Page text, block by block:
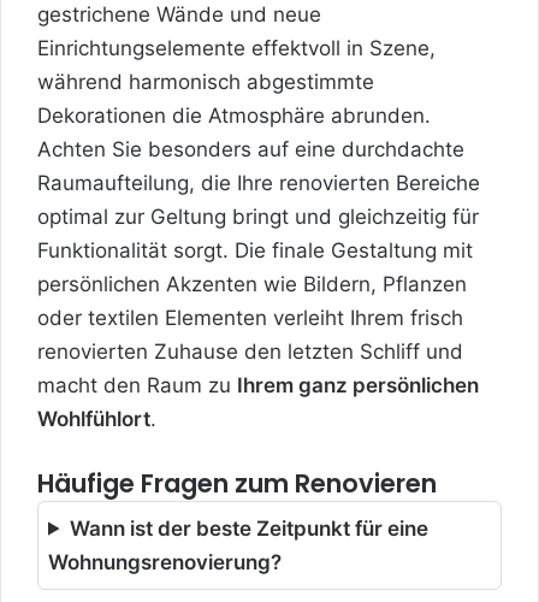
gestrichene Wände und neue
Einrichtungselemente effektvoll in Szene,
während harmonisch abgestimmte
Dekorationen die Atmosphäre abrunden.
Achten Sie besonders auf eine durchdachte
Raumaufteilung, die Ihre renovierten Bereiche
optimal zur Geltung bringt und gleichzeitig für
Funktionalität sorgt. Die finale Gestaltung mit
persönlichen Akzenten wie Bildern, Pflanzen
oder textilen Elementen verleiht Ihrem frisch
renovierten Zuhause den letzten Schliff und
macht den Raum zu Ihrem ganz persönlichen
Wohlfühlort.
Häufige Fragen zum Renovieren
Wann ist der beste Zeitpunkt für eine
Wohnungsrenovierung?